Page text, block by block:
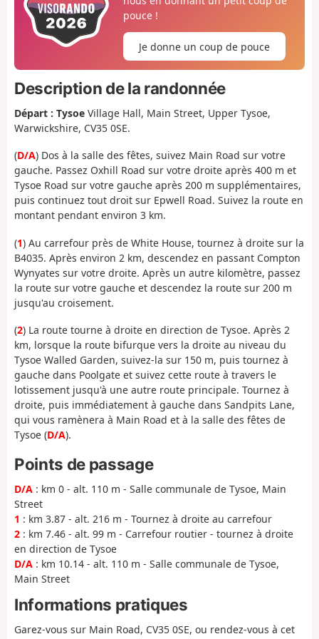
pouce !
Je donne un coup de pouce
Description de la randonnée
Départ : Tysoe Village Hall, Main Street, Upper Tysoe,
Warwickshire, CV35 0SE.
(D/A) Dos à la salle des fêtes, suivez Main Road sur votre
gauche. Passez Oxhill Road sur votre droite après 400 m et
Tysoe Road sur votre gauche après 200 m supplémentaires,
puis continuez tout droit sur Epwell Road. Suivez la route en
montant pendant environ 3 km.
(1) Au carrefour près de White House, tournez à droite sur la
B4035. Après environ 2 km, descendez en passant Compton
Wynyates sur votre droite. Après un autre kilomètre, passez
la route sur votre gauche et descendez la route sur 200 m
jusqu'au croisement.
(2) La route tourne à droite en direction de Tysoe. Après 2
km, lorsque la route bifurque vers la droite au niveau du
Tysoe Walled Garden, suivez-la sur 150 m, puis tournez à
gauche dans Poolgate et suivez cette route à travers le
lotissement jusqu'à une autre route principale. Tournez à
droite, puis immédiatement à gauche dans Sandpits Lane,
qui vous ramènera à Main Road et à la salle des fêtes de
Tysoe (D/A).
Points de passage
D/A : km 0 - alt. 110 m - Salle communale de Tysoe, Main
Street
1 : km 3.87 - alt. 216 m - Tournez à droite au carrefour
2 : km 7.46 - alt. 99 m - Carrefour routier - tournez à droite
en direction de Tysoe
D/A : km 10.14 - alt. 110 m - Salle communale de Tysoe,
Main Street
Informations pratiques
Garez-vous sur Main Road, CV35 0SE, ou rendez-vous à cet